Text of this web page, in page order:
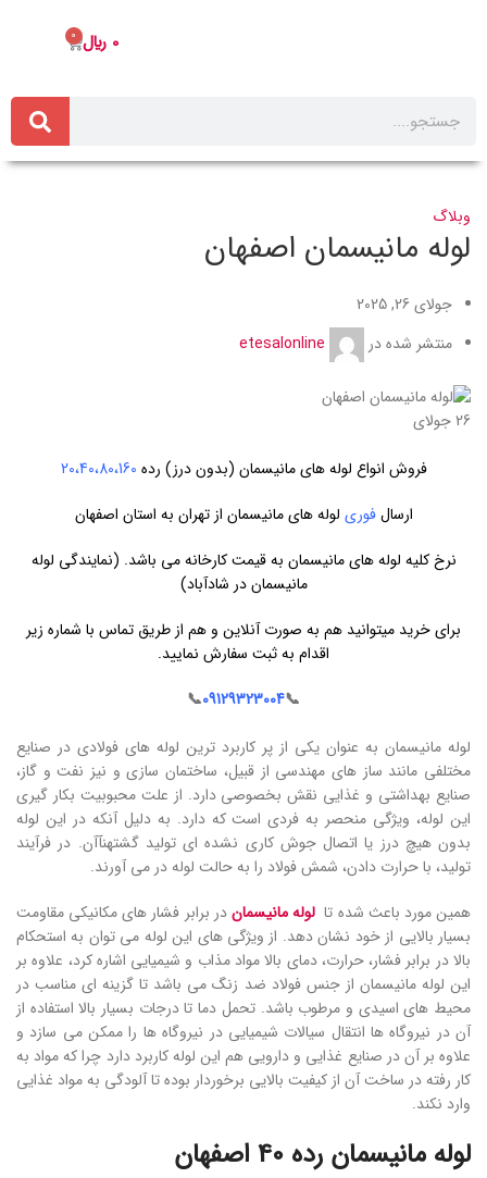
0 ﷼ 0
وبلاگ
لوله مانیسمان اصفهان
جولای 26, 2025
منتشر شده در
etesalonline
26جولای
فروش انواع لوله های مانیسمان (بدون درز) رده 20،40،80،160
ارسالفوری لوله های مانیسمان از تهران به استان اصفهان
نرخ کلیه لوله های مانیسمان به قیمت کارخانه می باشد. (نمایندگی لوله
مانیسمان در شادآباد)
برای خرید میتوانید هم به صورت آنلاین و هم از طریق تماس با شماره زیر
اقدام به ثبت سفارش نمایید.
📞
09129323004
📞
لوله مانیسمان به عنوان یکی از پر کاربرد ترین لوله های فولادی در صنایع
مختلفی مانند ساز های مهندسی از قبیل، ساختمان سازی و نیز نفت و گاز،
صنایع بهداشتی و غذایی نقش بخصوصی دارد. از علت محبوبیت بکار گیری
این لوله، ویژگی منحصر به فردی است که دارد. به دلیل آنکه در این لوله
بدون هیچ درز یا اتصال جوش کاری نشده ای تولید گشتهنآآن. در فرآیند
تولید، با حرارت دادن، شمش فولاد را به حالت لوله در می آورند.
همین مورد باعث شده تا لوله مانیسماندر برابر فشار های مکانیکی مقاومت
بسیار بالایی از خود نشان دهد. از ویژگی های این لوله می توان به استحکام
بالا در برابر فشار، حرارت، دمای بالا مواد مذاب و شیمیایی اشاره کرد، علاوه بر
این لوله مانیسمان از جنس فولاد ضد زنگ می باشد تا گزینه ای مناسب در
محیط های اسیدی و مرطوب باشد. تحمل دما تا درجات بسیار بالا استفاده از
آن در نیروگاه ها انتقال سیالات شیمیایی در نیروگاه ها را ممکن می سازد و
علاوه بر آن در صنایع غذایی و دارویی هم این لوله کاربرد دارد چرا که مواد به
کار رفته در ساخت آن از کیفیت بالایی برخوردار بوده تا آلودگی به مواد غذایی
وارد نکند.
لوله مانیسمان رده 40 اصفهان